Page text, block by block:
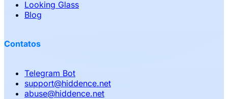
Looking Glass
Blog
Contatos
Telegram Bot
support@hiddence.net
abuse@hiddence.net